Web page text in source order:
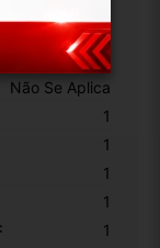
Mitsubishi
Não Se Aplica
1
1
1
1
1